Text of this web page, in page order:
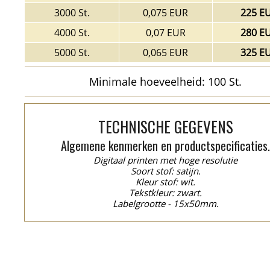
3000 St.
0,075 EUR
225
4000 St.
0,07 EUR
280
5000 St.
0,065 EUR 325
Minimale hoeveelheid: 100 St.
TECHNISCHE GEGEVENS
Algemene kenmerken en productspecificaties.
Digitaal printen met hoge resolutie
Soort stof: satijn.
Kleur stof: wit.
Tekstkleur: zwart.
Labelgrootte - 15x50mm.